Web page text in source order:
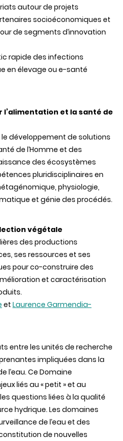
autour de projets
socioéconomiques et
de segments d’innovation
rapide des infections
en élevage ou e-santé
l’alimentation et la santé de
développement de solutions
de l’Homme et des
des écosystèmes
pluridisciplinaires en
physiologie,
et génie des procédés.
végétale
des productions
ses ressources et ses
pour co-construire des
et caractérisation
et Laurence Garmendia-
entre les unités de recherche
impliquées dans la
l’eau. Ce Domaine
liés au « petit » et au
questions liées à la qualité
hydrique. Les domaines
de l’eau et des
de nouvelles